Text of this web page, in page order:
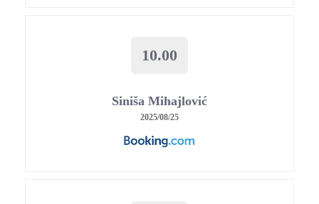
10.00
Siniša Mihajlović
2025/08/25